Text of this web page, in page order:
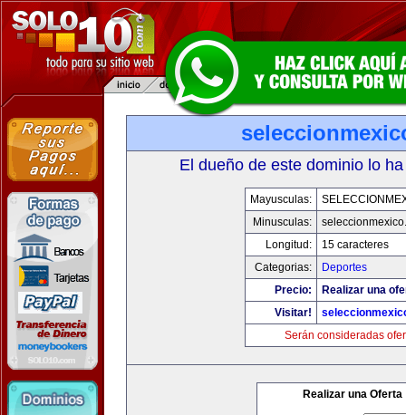
El dueño de este dominio lo
Mayusculas:
Minusculas:
Longitud:
15 caracteres
Categorias:
Deportes
Precio:
Realizar una
Visitar!
Serán consideradas
Realizar una Oferta